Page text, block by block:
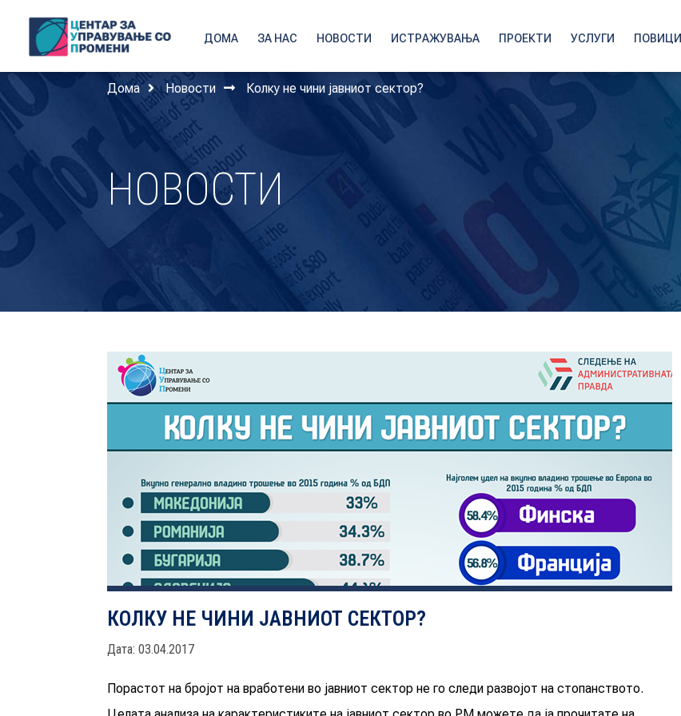
ДОМА ЗА НАС НОВОСТИ ИСТРАЖУВАЊА ПРОЕКТИ УСЛУГИ ПОВИЦИ
Дома Новости Колку не чини јавниот сектор?
НОВОСТИ
КОЛКУ НЕ ЧИНИ ЈАВНИОТ СЕКТОР?
Дата: 03.04.2017
Порастот на бројот на вработени во јавниот сектор не го следи развојот на стопанството.